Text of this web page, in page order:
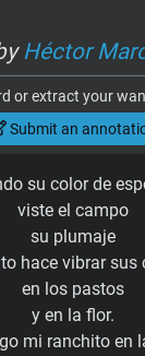
Héctor
or extract your
Submit an
su color de
viste el campo
su plumaje
hace vibrar sus
en los pastos
y en la flor.
mi ranchito en